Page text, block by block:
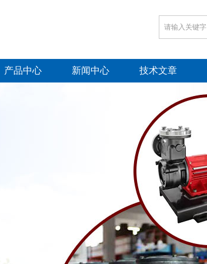
产品中心 新闻中心 技术文章